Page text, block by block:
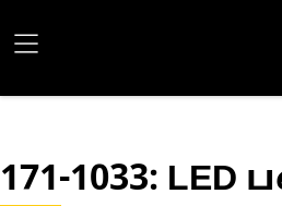
171-1033: LED